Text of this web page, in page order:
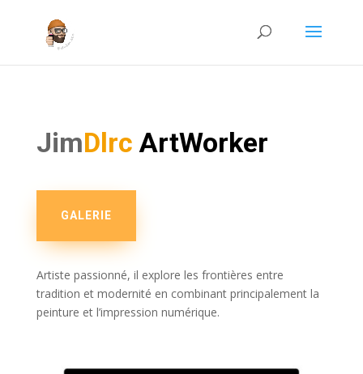
JimDlrc ArtWorker
GALERIE
Artiste passionné, il explore les frontières entre
tradition et modernité en combinant principalement la
peinture et l’impression numérique.